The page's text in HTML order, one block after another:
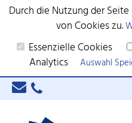
Durch die Nutzung der
von Cookies zu.
Essenzielle Cookies
Analytics Auswahl